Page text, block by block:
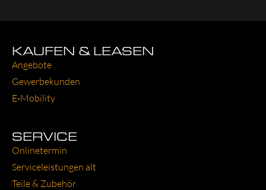
KAUFEN & LEASEN
Ange­bo­te
Gewer­be­kun­den
E‑Mobility
SERVICE
Online­ter­min
Ser­vice­leis­tun­gen alt
Tei­le & Zube­hör